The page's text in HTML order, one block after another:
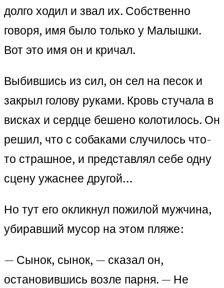
долго ходил и звал их. Собственно
говоря, имя было только у Малышки.
Вот это имя он и кричал.
Выбившись из сил, он сел на песок и
закрыл голову руками. Кровь стучала в
висках и сердце бешено колотилось. Он
решил, что с собаками случилось что-
то страшное, и представлял себе одну
сцену ужаснее другой…
Но тут его окликнул пожилой мужчина,
убиравший мусор на этом пляже:
— Сынок, сынок, — сказал он,
остановившись возле парня. — Не